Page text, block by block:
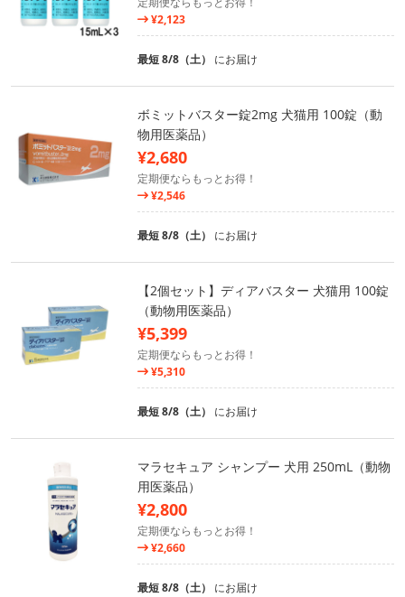
¥2,123
最短 8/8（土） にお届け
ボミットバスター錠2mg 犬猫用 100錠（動
物用医薬品）
¥2,680
定期便ならもっとお得！
¥2,546
最短 8/8（土） にお届け
【2個セット】ディアバスター 犬猫用 100錠
（動物用医薬品）
¥5,399
定期便ならもっとお得！
¥5,310
最短 8/8（土） にお届け
マラセキュア シャンプー 犬用 250mL（動物
用医薬品）
¥2,800
定期便ならもっとお得！
¥2,660
最短 8/8（土） にお届け